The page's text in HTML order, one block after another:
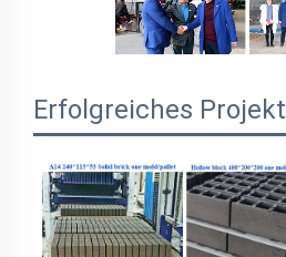
Erfolgreiches Projekt